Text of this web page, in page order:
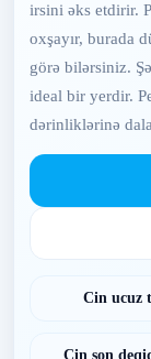
irsini əks etdirir.
oxşayır, burada
görə bilərsiniz.
ideal bir yerdir.
dərinliklərinə
Cin ucuz
Cin son